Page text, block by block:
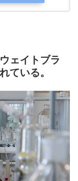
ェイトブラ
ている。